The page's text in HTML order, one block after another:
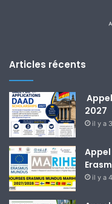
Articles récents
2027
il y a
il y a